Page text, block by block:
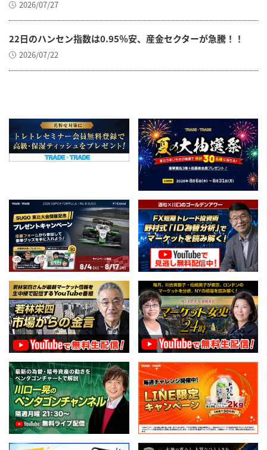
2026/07/27
22日のハンセン指数は0.95％安、産金セクターが急騰！！
2026/07/22